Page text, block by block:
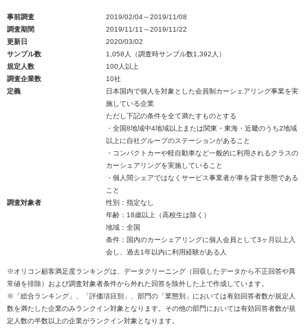
事前調査
2019/02/04～2019/11/08
調査期間
2019/11/11～2019/11/22
更新日
2020/03/02
サンプル数
1,058人（調査時サンプル数1,392人）
規定人数
100人以上
調査企業数
10社
定義
日本国内で個人を対象とした会員制カーシェアリング事業を実
施している企業
ただし下記の条件を全て満たすものとする
・全国8地域中4地域以上または関東・東海・近畿のうち2地域
以上に自社グループのステーションがあること
・コンパクトカーや軽自動車など一般的に利用されるクラスの
カーシェアリングを実施していること
・個人間シェアではなくサービス事業者が車を貸す形態である
こと
調査対象者
性別：指定なし
年齢：18歳以上（高校生は除く）
地域：全国
条件：国内のカーシェアリングに個人会員として3ヶ月以上入
会し、過去1年以内に利用経験がある人
※オリコン顧客満足度ランキングは、データクリーニング（回収したデータから不正回答や異
常値を排除）および調査対象者条件から外れた回答を除外した上で作成しています。
※「総合ランキング」、「評価項目別」、部門の「業態別」においては有効回答者数が規定人
数を満たした企業のみランクイン対象となります。その他の部門においては有効回答者数が規
定人数の半数以上の企業がランクイン対象となります。